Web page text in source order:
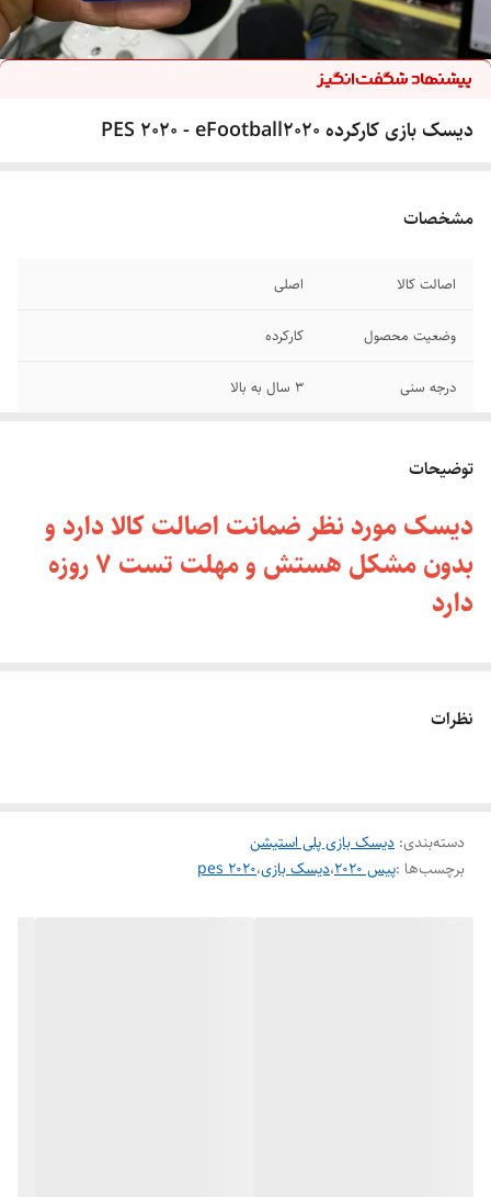
دیسک بازی کارکرده PES 2020 - eFootball2020
مشخصات
اصالت کالا اصلی
وضعیت محصول کارکرده
درجه سنی 3 سال به بالا
توضیحات
دیسک مورد نظر ضمانت اصالت کالا دارد و
بدون مشکل هستش و مهلت تست 7 روزه
دارد
نظرات
دسته‌بندی: دیسک بازی پلی استیشن
برچسب‌ها :پیس 2020 ،دیسک بازی،pes 2020